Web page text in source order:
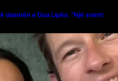
dasmën e Dua Lipës: “Një event